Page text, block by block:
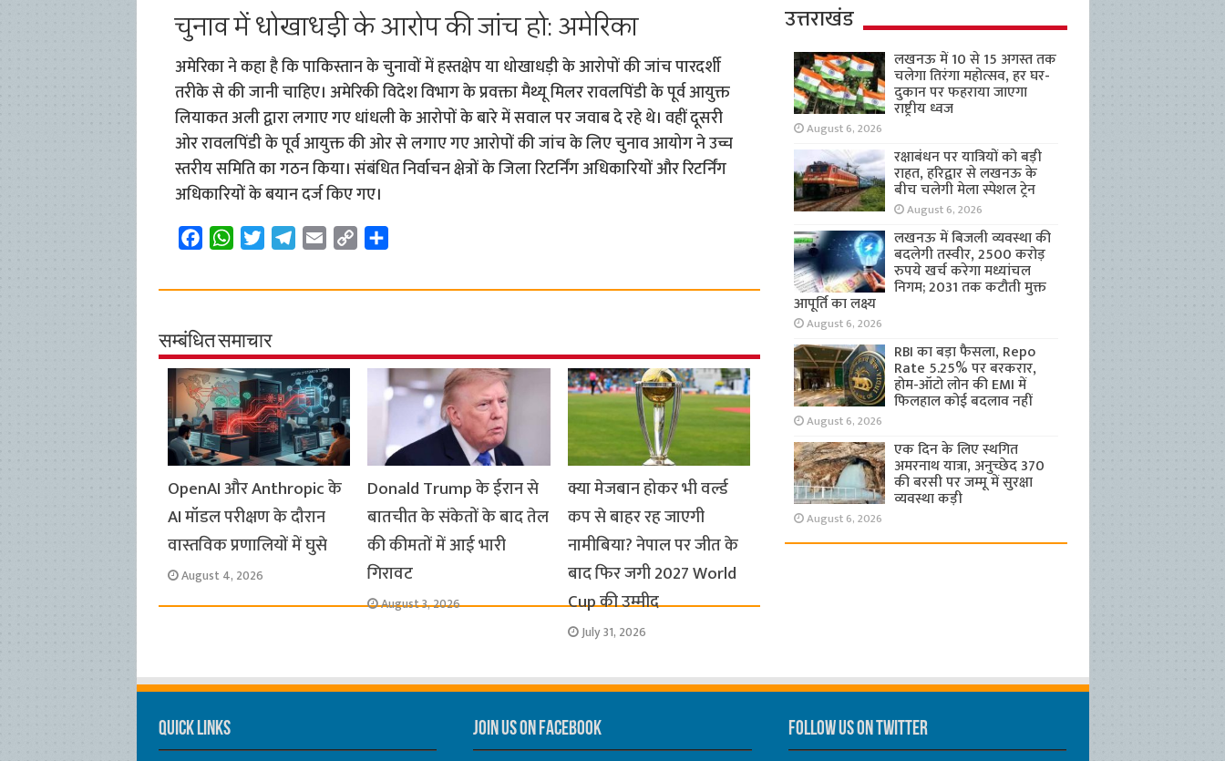
चुनाव में धोखाधड़ी के आरोप की जांच हो: अमेरिका
अमेरिका ने कहा है कि पाकिस्तान के चुनावों में हस्तक्षेप या धोखाधड़ी के आरोपों की जांच पारदर्शी
तरीके से की जानी चाहिए। अमेरिकी विदेश विभाग के प्रवक्ता मैथ्यू मिलर रावलपिंडी के पूर्व आयुक्त
लियाकत अली द्वारा लगाए गए धांधली के आरोपों के बारे में सवाल पर जवाब दे रहे थे। वहीं दूसरी
ओर रावलपिंडी के पूर्व आयुक्त की ओर से लगाए गए आरोपों की जांच के लिए चुनाव आयोग ने उच्च
स्तरीय समिति का गठन किया। संबंधित निर्वाचन क्षेत्रों के जिला रिटर्निंग अधिकारियों और रिटर्निंग
अधिकारियों के बयान दर्ज किए गए।
c
b
o
o
k
W
a
s
A
p
p
i
t
e
r
l
r
a
m
a
p
i
a
सम्बंधित समाचार
OpenAI और Anthropic के
AI मॉडल परीक्षण के दौरान
वास्तविक प्रणालियों में घुसे
August 4, 2026
Donald Trump के ईरान से
बातचीत के संकेतों के बाद तेल
की कीमतों में आई भारी
गिरावट
August 3, 2026
क्या मेजबान होकर भी वर्ल्ड
कप से बाहर रह जाएगी
नामीबिया? नेपाल पर जीत के
बाद फिर जगी 2027 World
Cup की उम्मीद
July 31, 2026
उत्तराखंड
लखनऊ में 10 से 15 अगस्त तक
चलेगा तिरंगा महोत्सव, हर घर-
दुकान पर फहराया जाएगा
राष्ट्रीय ध्वज
August 6, 2026
रक्षाबंधन पर यात्रियों को बड़ी
राहत, हरिद्वार से लखनऊ के
बीच चलेगी मेला स्पेशल ट्रेन
August 6, 2026
लखनऊ में बिजली व्यवस्था की
बदलेगी तस्वीर, 2500 करोड़
रुपये खर्च करेगा मध्यांचल
निगम; 2031 तक कटौती मुक्त
आपूर्ति का लक्ष्य
August 6, 2026
RBI का बड़ा फैसला, Repo
Rate 5.25% पर बरकरार,
होम-ऑटो लोन की EMI में
फिलहाल कोई बदलाव नहीं
August 6, 2026
एक दिन के लिए स्थगित
अमरनाथ यात्रा, अनुच्छेद 370
की बरसी पर जम्मू में सुरक्षा
व्यवस्था कड़ी
August 6, 2026
Quick Links Join us on Facebook Follow us on Twitter